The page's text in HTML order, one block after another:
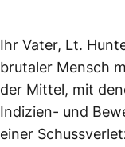
Ihr Vater, Lt.
brutaler Mensch
der Mittel, mit
Indizien- und
einer